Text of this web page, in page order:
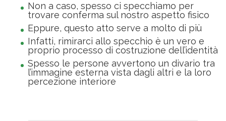
Non a caso, spesso ci specchiamo per
trovare conferma sul nostro aspetto fisico
Eppure, questo atto serve a molto di più
Infatti, rimirarci allo specchio è un vero e
proprio processo di costruzione dell’identità
Spesso le persone avvertono un divario tra
l’immagine esterna vista dagli altri e la loro
percezione interiore